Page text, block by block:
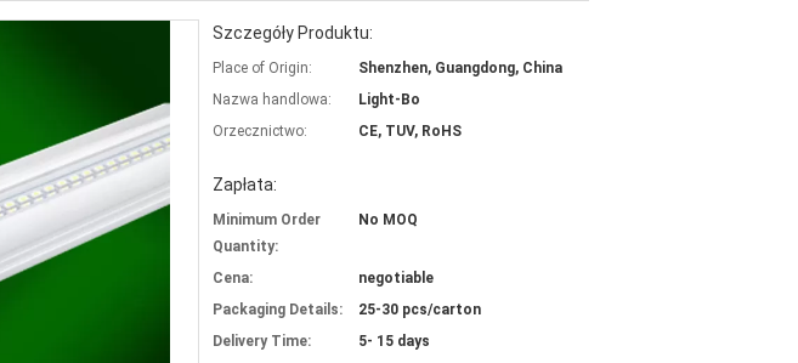
Szczegóły Produktu:
Place of Origin:
Shenzhen, Guangdong, China
Nazwa handlowa:
Light-Bo
Orzecznictwo:
CE, TUV, RoHS
Zapłata:
Minimum Order
Quantity:
No MOQ
Cena:
negotiable
Packaging Details:
25-30 pcs/carton
Delivery Time:
5- 15 days